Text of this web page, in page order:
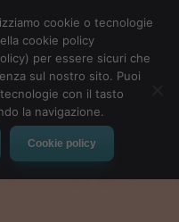
cookie o tecnologie
cookie policy
per essere sicuri che
sul nostro sito. Puoi
con il tasto
la navigazione.
Cookie policy